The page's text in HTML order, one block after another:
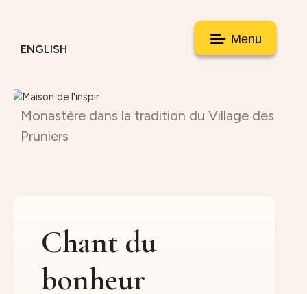
Menu
ENGLISH
Monastère dans la tradition du Village des
Pruniers
Chant du
bonheur